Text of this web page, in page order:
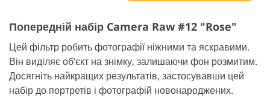
Попередній набір Camera Raw #12 "Rose"
Цей фільтр робить фотографії ніжними та яскравими.
Він виділяє об’єкт на знімку, залишаючи фон розмитим.
Досягніть найкращих результатів, застосувавши цей
набір до портретів і фотографій новонароджених.